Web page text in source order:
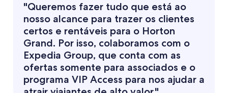
"Queremos fazer tudo que está ao
nosso alcance para trazer os clientes
certos e rentáveis para o Horton
Grand. Por isso, colaboramos com o
Expedia Group, que conta com as
ofertas somente para associados e o
programa VIP Access para nos ajudar a